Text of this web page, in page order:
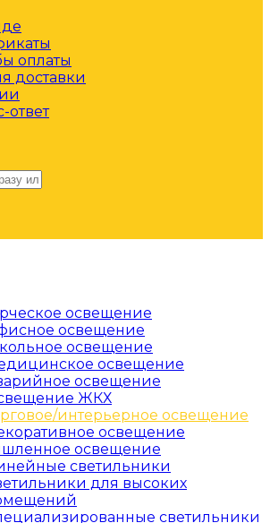
оплаты
доставки
ответ
освещение
освещение
освещение
освещение
освещение
ЖКХ
интерьерное освещение
освещение
освещение
светильники
для высоких
светильники